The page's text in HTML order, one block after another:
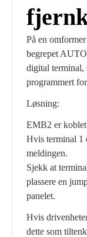
På en
begrepet
digital terminal,
programmert for
Løsning:
EMB2 er
Hvis terminal 1
meldingen.
Sjekk at
plassere en
panelet.
Hvis
dette som